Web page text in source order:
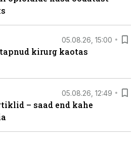
05.08.26, 15:00
kirurg kaotas
05.08.26, 12:49
– saad end kahe